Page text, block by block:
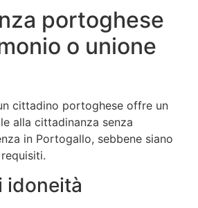
portoghese
o unione
cittadino portoghese offre un
alla cittadinanza senza
in Portogallo, sebbene siano
idoneità